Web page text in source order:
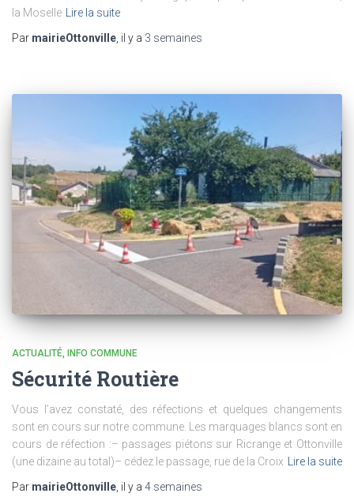
la Moselle
Lire la suite
Par mairieOttonville , il y a 3 semaines
ACTUALITÉ INFO COMMUNE
Sécurité Routière
Vous l’avez constaté, des réfections et quelques changements
sont en cours sur notre commune. Les marquages blancs sont en
cours de réfection :– passages piétons sur Ricrange et Ottonville
(une dizaine au total)– cédez le passage, rue de la Croix
Lire la suite
Par mairieOttonville , il y a 4 semaines